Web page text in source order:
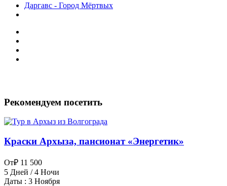
Даргавс - Город Мёртвых
Рекомендуем посетить
Краски Архыза, пансионат «Энергетик»
От₽ 11 500
5 Дней / 4 Ночи
Даты : 3 Ноября